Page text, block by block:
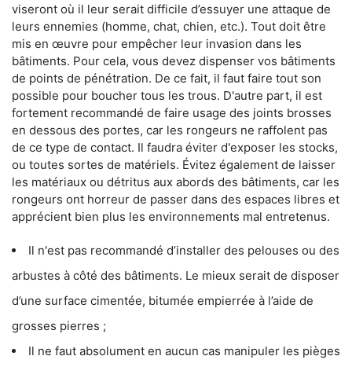
viseront où il leur serait difficile d’essuyer une attaque de
leurs ennemies (homme, chat, chien, etc.). Tout doit être
mis en œuvre pour empêcher leur invasion dans les
bâtiments. Pour cela, vous devez dispenser vos bâtiments
de points de pénétration. De ce fait, il faut faire tout son
possible pour boucher tous les trous. D'autre part, il est
fortement recommandé de faire usage des joints brosses
en dessous des portes, car les rongeurs ne raffolent pas
de ce type de contact. Il faudra éviter d'exposer les stocks,
ou toutes sortes de matériels. Évitez également de laisser
les matériaux ou détritus aux abords des bâtiments, car les
rongeurs ont horreur de passer dans des espaces libres et
apprécient bien plus les environnements mal entretenus.
Il n'est pas recommandé d’installer des pelouses ou des
arbustes à côté des bâtiments. Le mieux serait de disposer
d’une surface cimentée, bitumée empierrée à l’aide de
grosses pierres ;
Il ne faut absolument en aucun cas manipuler les pièges